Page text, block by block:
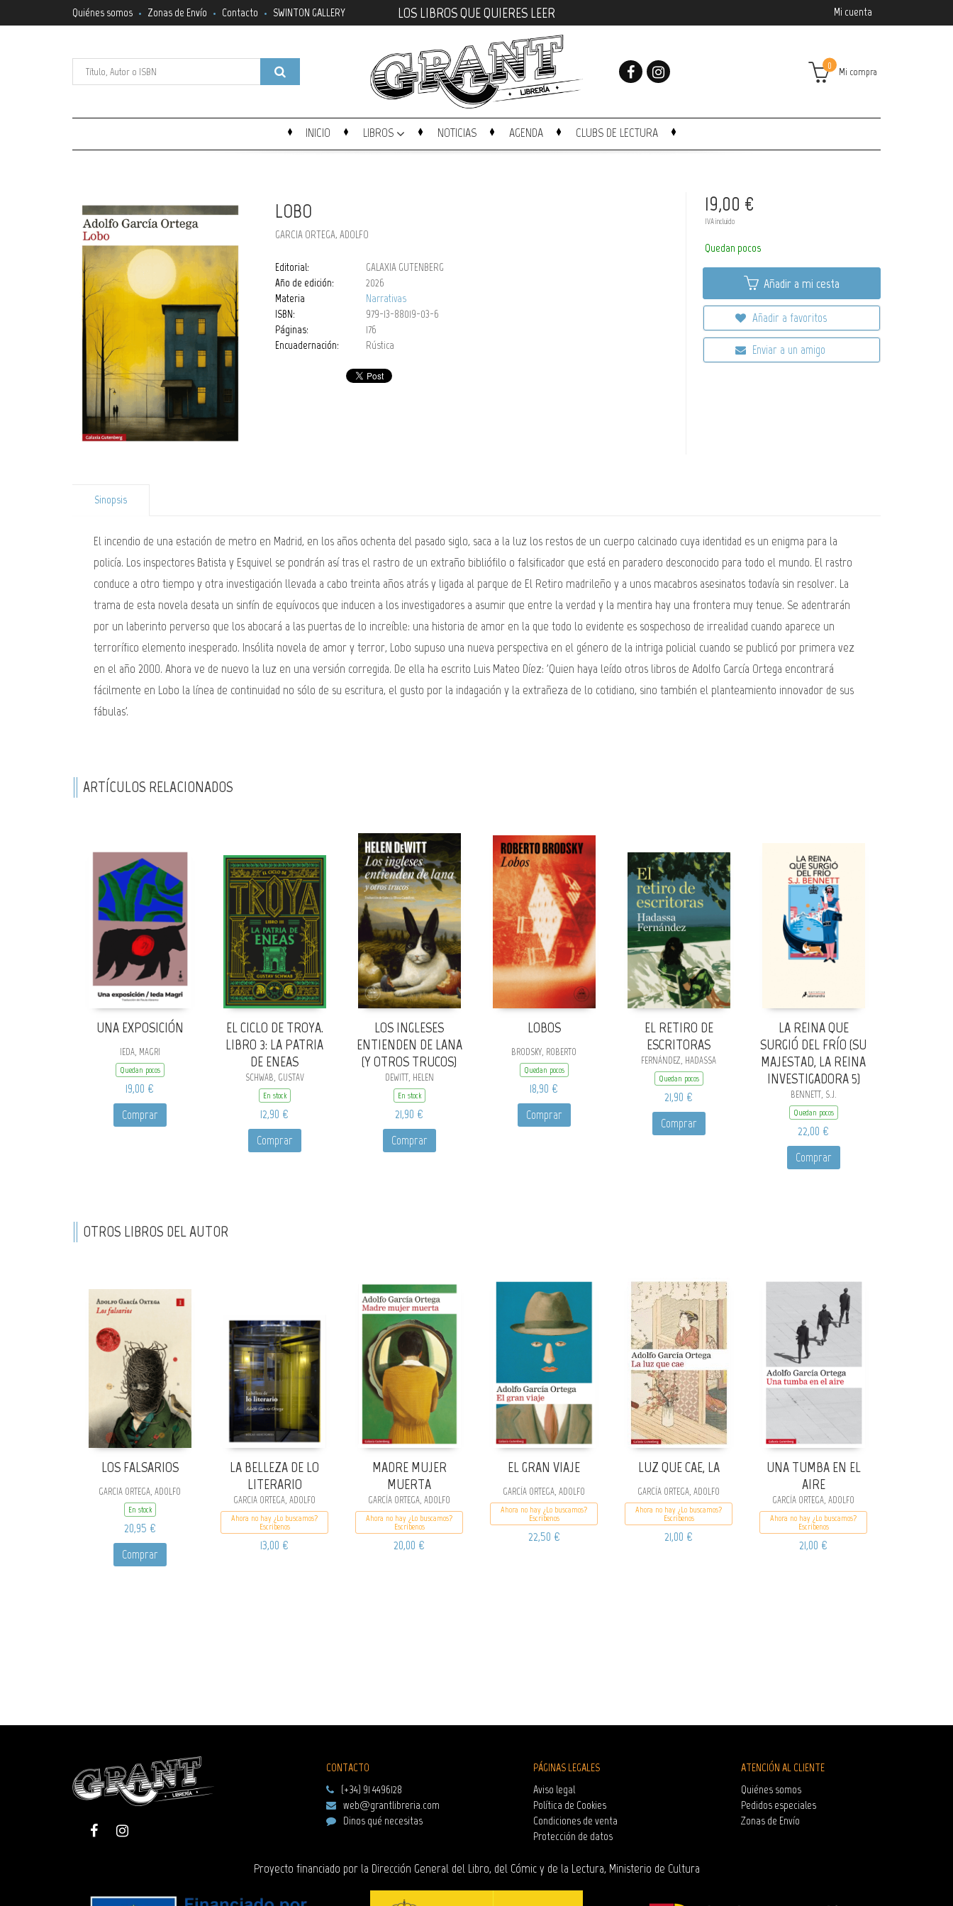
Mi cuenta
Quiénes somos Zonas de Envío Contacto SWINTON GALLERY LOS LIBROS QUE QUIERES LEER
Mi compra
0
INICIO LIBROS NOTICIAS AGENDA CLUBS DE LECTURA
LOBO
GARCIA ORTEGA, ADOLFO
Editorial:
GALAXIA GUTENBERG
Año de edición:
2026
Materia
Narrativas
ISBN:
979-13-88019-03-6
Páginas:
176
Encuadernación:
Rústica
19,00 €
IVA incluido
Quedan pocos
Añadir a mi cesta
Añadir a favoritos
Enviar a un amigo
Sinopsis
El incendio de una estación de metro en Madrid, en los años ochenta del pasado siglo, saca a la luz los restos de un cuerpo calcinado cuya identidad es un enigma para la
policía. Los inspectores Batista y Esquivel se pondrán así tras el rastro de un extraño bibliófilo o falsificador que está en paradero desconocido para todo el mundo. El rastro
conduce a otro tiempo y otra investigación llevada a cabo treinta años atrás y ligada al parque de El Retiro madrileño y a unos macabros asesinatos todavía sin resolver. La
trama de esta novela desata un sinfín de equívocos que inducen a los investigadores a asumir que entre la verdad y la mentira hay una frontera muy tenue. Se adentrarán
por un laberinto perverso que los abocará a las puertas de lo increíble: una historia de amor en la que todo lo evidente es sospechoso de irrealidad cuando aparece un
terrorífico elemento inesperado. Insólita novela de amor y terror, Lobo supuso una nueva perspectiva en el género de la intriga policial cuando se publicó por primera vez
en el año 2000. Ahora ve de nuevo la luz en una versión corregida. De ella ha escrito Luis Mateo Díez: 'Quien haya leído otros libros de Adolfo García Ortega encontrará
fácilmente en Lobo la línea de continuidad no sólo de su escritura, el gusto por la indagación y la extrañeza de lo cotidiano, sino también el planteamiento innovador de sus
fábulas'.
ARTÍCULOS RELACIONADOS
UNA EXPOSICIÓN
IEDA, MAGRI
Quedan pocos
19,00 €
Comprar
EL CICLO DE TROYA.
LIBRO 3: LA PATRIA
DE ENEAS
SCHWAB, GUSTAV
En stock
12,90 €
Comprar
LOS INGLESES
ENTIENDEN DE LANA
(Y OTROS TRUCOS)
DEWITT, HELEN
En stock
21,90 €
Comprar
LOBOS
BRODSKY, ROBERTO
Quedan pocos
18,90 €
Comprar
EL RETIRO DE
ESCRITORAS
FERNÁNDEZ, HADASSA
Quedan pocos
21,90 €
Comprar
LA REINA QUE
SURGIÓ DEL FRÍO (SU
MAJESTAD, LA REINA
INVESTIGADORA 5)
BENNETT, S.J.
Quedan pocos
22,00 €
Comprar
OTROS LIBROS DEL AUTOR
LOS FALSARIOS
GARCIA ORTEGA, ADOLFO
En stock
20,95 €
Comprar
LA BELLEZA DE LO
LITERARIO
GARCIA ORTEGA, ADOLFO
Ahora no hay ¿Lo buscamos?
Escribenos
13,00 €
MADRE MUJER
MUERTA
GARCÍA ORTEGA, ADOLFO
Ahora no hay ¿Lo buscamos?
Escribenos
20,00 €
EL GRAN VIAJE
GARCÍA ORTEGA, ADOLFO
Ahora no hay ¿Lo buscamos?
Escribenos
22,50 €
LUZ QUE CAE, LA
GARCÍA ORTEGA, ADOLFO
Ahora no hay ¿Lo buscamos?
Escribenos
21,00 €
UNA TUMBA EN EL
AIRE
GARCÍA ORTEGA, ADOLFO
Ahora no hay ¿Lo buscamos?
Escribenos
21,00 €
CONTACTO
(+34) 91 4496128
web@grantlibreria.com
Dinos qué necesitas
PÁGINAS LEGALES
Aviso legal
Política de Cookies
Condiciones de venta
Protección de datos
ATENCIÓN AL CLIENTE
Quiénes somos
Pedidos especiales
Zonas de Envío
Proyecto financiado por la Dirección General del Libro, del Cómic y de la Lectura, Ministerio de Cultura